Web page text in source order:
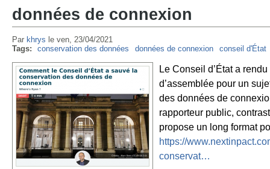
données de connexion
Par khrys le ven, 23/04/2021
Tags:
conservation des données données de connexion conseil d'État
Le Conseil d’État a
d’assemblée pour un
des données de
rapporteur public,
propose un long format
https://
conservat…